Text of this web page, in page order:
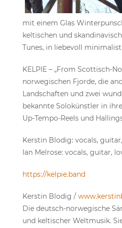
mit einem Glas
keltischen und
Tunes, in liebevoll
KELPIE – „From Scottisch-
norwegischen Fjorde, die
Landschaften und zwei
bekannte Solokünstler in
Up-Tempo-Reels und
Kerstin Blodig: vocals,
Ian Melrose: vocals, guitar,
https://kelpie.band
Kerstin Blodig /
Die deutsch-norwegische
und keltischer Weltmusik.